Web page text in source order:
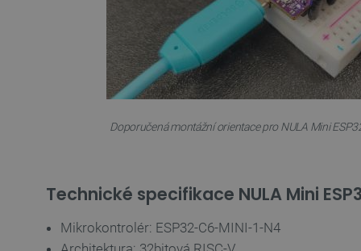
Doporučená montážní orientace pro NULA Mini
Technické specifikace NULA Mini
Mikrokontrolér: ESP32-C6-MINI-1-N4
critData
Storage declaration
Název